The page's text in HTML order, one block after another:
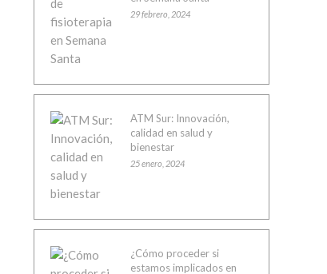
29 febrero, 2024
ATM Sur: Innovación,
calidad en salud y
bienestar
25 enero, 2024
¿Cómo proceder si
estamos implicados en